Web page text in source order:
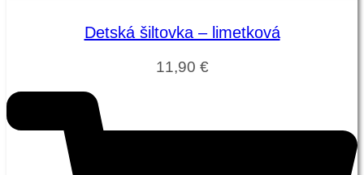
Detská šiltovka – limetková
11,90 €